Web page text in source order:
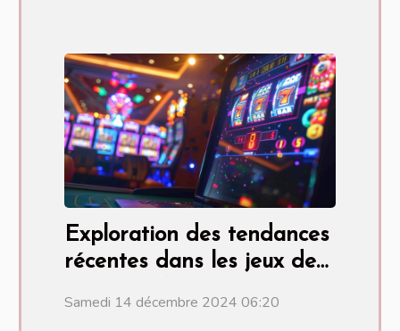
Exploration des tendances
récentes dans les jeux de
Samedi 14 décembre 2024 06:20